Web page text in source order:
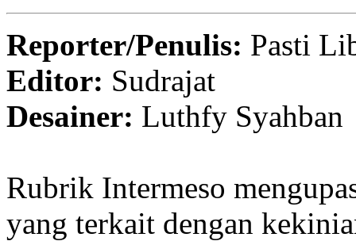
Reporter/Penulis: Pasti
Editor: Sudrajat
Desainer: Luthfy Syahban
Rubrik Intermeso
yang terkait dengan